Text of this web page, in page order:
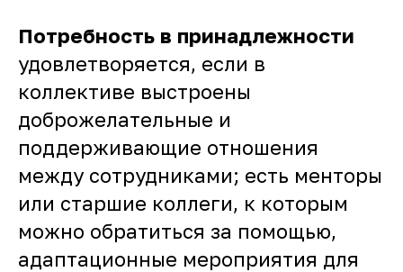
Потребность в принадлежности
удовлетворяется, если в
коллективе выстроены
доброжелательные и
поддерживающие отношения
между сотрудниками; есть менторы
или старшие коллеги, к которым
можно обратиться за помощью,
адаптационные мероприятия для